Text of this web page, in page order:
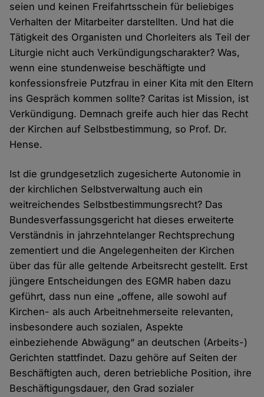
seien und keinen Freifahrtsschein für beliebiges
Verhalten der Mitarbeiter darstellten. Und hat die
Tätigkeit des Organisten und Chorleiters als Teil der
Liturgie nicht auch Verkündigungscharakter? Was,
wenn eine stundenweise beschäftigte und
konfessionsfreie Putzfrau in einer Kita mit den Eltern
ins Gespräch kommen sollte? Caritas ist Mission, ist
Verkündigung. Demnach greife auch hier das Recht
der Kirchen auf Selbstbestimmung, so Prof. Dr.
Hense.
Ist die grundgesetzlich zugesicherte Autonomie in
der kirchlichen Selbstverwaltung auch ein
weitreichendes Selbstbestimmungsrecht? Das
Bundesverfassungsgericht hat dieses erweiterte
Verständnis in jahrzehntelanger Rechtsprechung
zementiert und die Angelegenheiten der Kirchen
über das für alle geltende Arbeitsrecht gestellt. Erst
jüngere Entscheidungen des EGMR haben dazu
geführt, dass nun eine „offene, alle sowohl auf
Kirchen- als auch Arbeitnehmerseite relevanten,
insbesondere auch sozialen, Aspekte
einbeziehende Abwägung“ an deutschen (Arbeits-)
Gerichten stattfindet. Dazu gehöre auf Seiten der
Beschäftigten auch, deren betriebliche Position, ihre
Beschäftigungsdauer, den Grad sozialer